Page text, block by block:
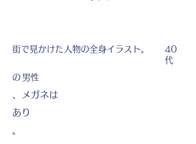
街で見かけた人物の全身イラスト。
40
代
の 男性
、メガネは
あり
。